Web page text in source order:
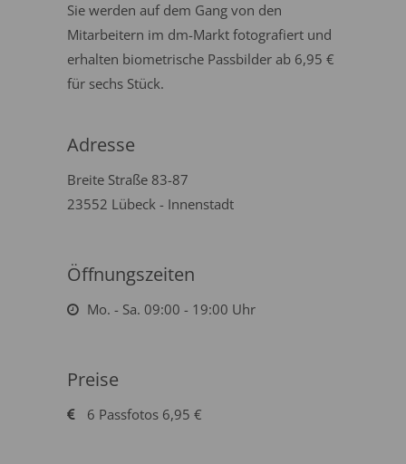
Sie werden auf dem Gang von den
Mitarbeitern im dm-Markt fotografiert und
erhalten biometrische Passbilder ab 6,95 €
für sechs Stück.
Adresse
Breite Straße 83-87
23552 Lübeck - Innenstadt
Öffnungszeiten
Mo. - Sa. 09:00 - 19:00 Uhr
Preise
6 Passfotos 6,95 €